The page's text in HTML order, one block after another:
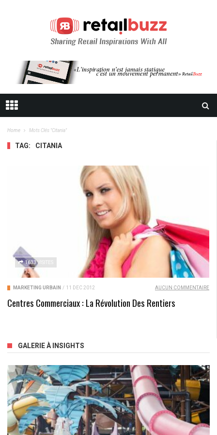
Home Mots Clés "citania"
TAG: CITANIA
1633 VISITES
MARKETING URBAIN / 11 DÉC 2012 AUCUN COMMENTAIRE
Centres Commerciaux : La Révolution Des Rentiers
GALERIE À INSIGHTS